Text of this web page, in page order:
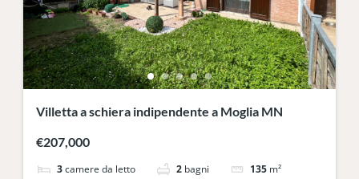
Villetta a schiera indipendente a Moglia MN
€207,000
3 camere da letto 2 bagni 135 m²